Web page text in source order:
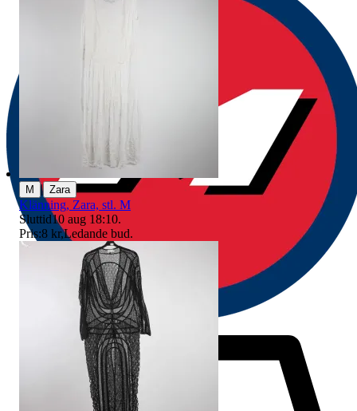
M | Zara
Klänning, Zara, stl. M
Sluttid10 aug 18:10.
Pris:8 kr,Ledande bud.